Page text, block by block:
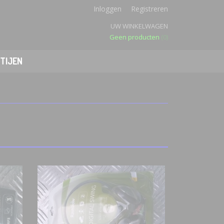
Inloggen Registreren
UW WINKELWAGEN
Geen producten (0)